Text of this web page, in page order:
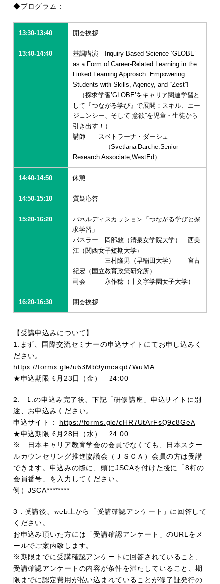
◆プログラム：
13:30-13:40 開会挨拶
13:40-14:40
基調講演 Inquiry-Based Science ‘GLOBE’
as a Form of Career-Related Learning in the
Linked Learning Approach: Empowering
Students with Skills, Agency, and “Zest”!
（探求学習’GLOBE’をキャリア関連学習と
して『つながる学び』で展開：スキル、エー
ジェンシー、そして”意欲”を児童・生徒から
引き出す！）
講師 スベトラーナ・ダーシュ
（Svetlana Darche:Senior
Research Associate,WestEd）
14:40-14:50 休憩
14:50-15:10 質疑応答
15:20-16:20
パネルディスカッション「つながる学びと探
求学習」
パネラー 岡部敦（清泉女学院大学） 西美
江（関西女子短期大学）
三村隆男（早稲田大学） 宮古
紀宏（国立教育政策研究所）
司会 永作稔（十文字学園女子大学）
16:20-16:30 閉会挨拶
【受講申込みについて】
1.まず、国際交流セミナーの申込サイトにてお申し込みく
ださい。
https://forms.gle/u63Mb9ymcaqd7WuMA
★申込期限 6月23日（金） 24:00
2. 1.の申込み完了後、下記「研修講座」申込サイトに別
途、お申込みください。
申込サイト：
https://forms.gle/cHR7UtArFsQ9c8GeA
★申込期限 6月28日（水） 24:00
※ 日本キャリア教育学会の会員でなくても、日本スクー
ルカウンセリング推進協議会（ＪＳＣＡ）会員の方は受講
できます。申込みの際に、頭にJSCAを付けた後に「8桁の
会員番号」を入力してください。
例）JSCA********
3．受講後、web上から「受講確認アンケート」に回答して
ください。
お申込み頂いた方には「受講確認アンケート」のURLをメ
ールでご案内致します。
※期限までに受講確認アンケートに回答されていること、
受講確認アンケートの内容が条件を満たしていること、期
限までに認定費用が払い込まれていることが修了証発行の